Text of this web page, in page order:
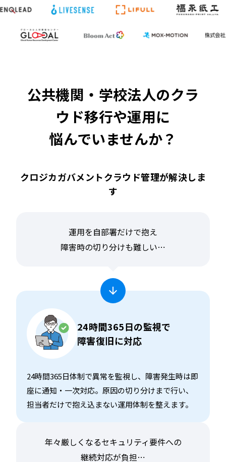
公共機関・学校法人のクラ
ウド移行や運用に
悩んでいませんか？
クロジカガバメントクラウド管理が解決しま
す
運用を自部署だけで抱え
障害時の切り分けも難しい⋯
24時間365日の監視で
障害復旧に対応
24時間365日体制で異常を監視し、障害発生時は即
座に通知・一次対応。原因の切り分けまで行い、
担当者だけで抱え込まない運用体制を整えます。
年々厳しくなるセキュリティ要件への
継続対応が負担⋯